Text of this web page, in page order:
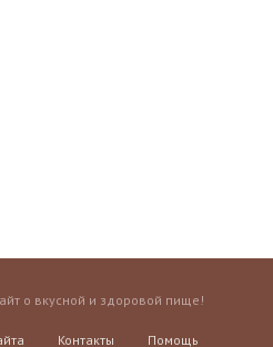
о вкусной и здоровой пище!
Контакты Помощь